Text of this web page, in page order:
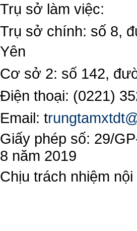
Trụ sở làm việc:
Trụ sở chính: số 8,
Yên
Cơ sở 2: số 142,
Điện thoại: (0221)
Email: t
Giấy phép số: 29/
8 năm 2019
Chịu trách nhiệm